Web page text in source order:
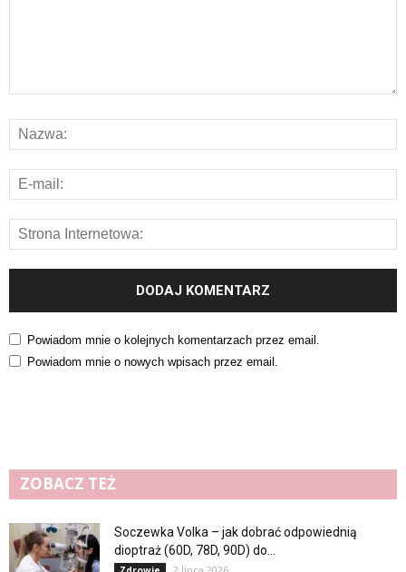
Powiadom mnie o kolejnych komentarzach przez email.
Powiadom mnie o nowych wpisach przez email.
ZOBACZ TEŻ
Soczewka Volka – jak dobrać odpowiednią
dioptraż (60D, 78D, 90D) do...